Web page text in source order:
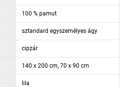
100 % pamut
sztandard egyszemélyes ágy
cipzár
140 x 200 cm, 70 x 90 cm
lila